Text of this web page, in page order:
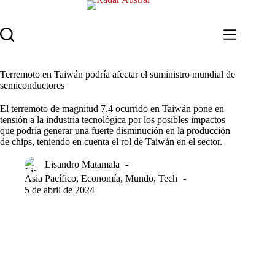
contenido
Terremoto en Taiwán podría afectar el suministro mundial de
semiconductores
El terremoto de magnitud 7,4 ocurrido en Taiwán pone en
tensión a la industria tecnológica por los posibles impactos
que podría generar una fuerte disminución en la producción
de chips, teniendo en cuenta el rol de Taiwán en el sector.
Lisandro Matamala
Asia Pacífico, Economía, Mundo, Tech
5 de abril de 2024